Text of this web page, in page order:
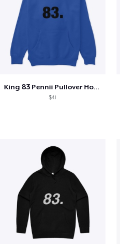
King 83 Pennii Pullover Hoodie
$41